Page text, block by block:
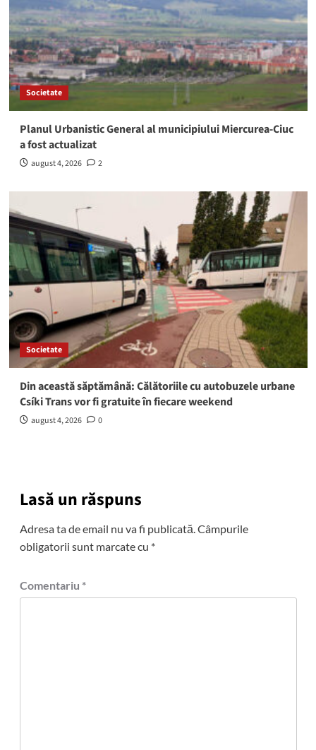
Societate
Planul Urbanistic General al municipiului Miercurea-Ciuc
a fost actualizat
august 4, 2026 2
Societate
Din această săptămână: Călătoriile cu autobuzele urbane
Csíki Trans vor fi gratuite în fiecare weekend
august 4, 2026 0
Lasă un răspuns
Adresa ta de email nu va fi publicată.Câmpurile
obligatorii sunt marcate cu *
Comentariu *